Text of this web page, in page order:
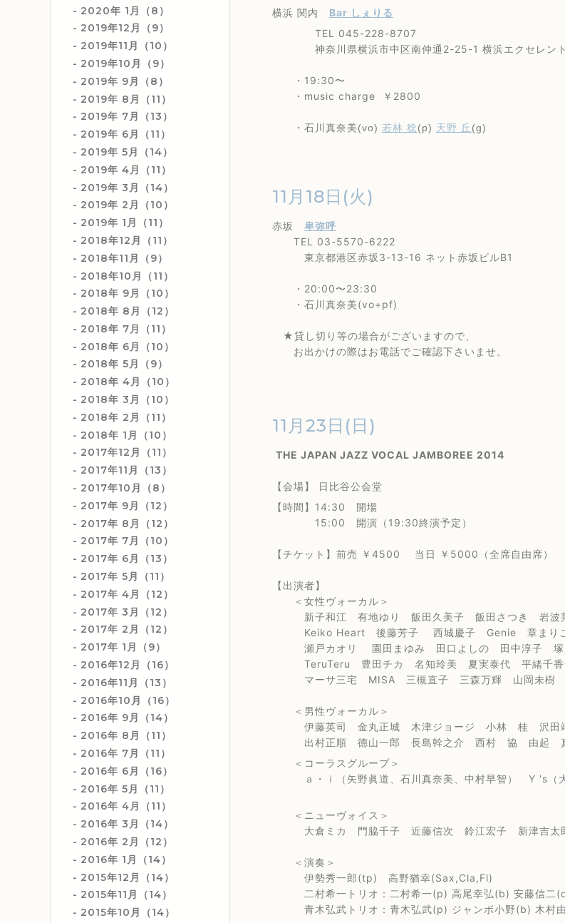
2020年 1月（8）
2019年12月（9）
2019年11月（10）
2019年10月（9）
2019年 9月（8）
2019年 8月（11）
2019年 7月（13）
2019年 6月（11）
2019年 5月（14）
2019年 4月（11）
2019年 3月（14）
2019年 2月（10）
2019年 1月（11）
2018年12月（11）
2018年11月（9）
2018年10月（11）
2018年 9月（10）
2018年 8月（12）
2018年 7月（11）
2018年 6月（10）
2018年 5月（9）
2018年 4月（10）
2018年 3月（10）
2018年 2月（11）
2018年 1月（10）
2017年12月（11）
2017年11月（13）
2017年10月（8）
2017年 9月（12）
2017年 8月（12）
2017年 7月（10）
2017年 6月（13）
2017年 5月（11）
2017年 4月（12）
2017年 3月（12）
2017年 2月（12）
2017年 1月（9）
2016年12月（16）
2016年11月（13）
2016年10月（16）
2016年 9月（14）
2016年 8月（11）
2016年 7月（11）
2016年 6月（16）
2016年 5月（11）
2016年 4月（11）
2016年 3月（14）
2016年 2月（12）
2016年 1月（14）
2015年12月（14）
2015年11月（14）
2015年10月（14）
横浜 関内 Bar しぇりる
TEL 045-228-8707
神奈川県横浜市中区南仲通2-25-1 横浜エクセレン
・19:30〜
・music charge ￥2800
・ 石川真奈美(vo) 若林 稔(p) 天野 丘 (g)
11月18日(火)
赤坂 卑弥呼
TEL 03-5570-6222
東京都港区赤坂3-13-16 ネット赤坂ビルB1
・20:00〜23:30
・石川真奈美(vo+pf)
★貸し切り等の場合がございますので、
お出かけの際はお電話でご確認下さいませ。
11月23日(日)
THE JAPAN JAZZ VOCAL JAMBOREE 2014
【会場】 日比谷公会堂
【時間】14:30 開場
15:00 開演（19:30終演予定）
【チケット】前売 ￥4500 当日 ￥5000（全席自由席）
【出演者】
＜女性ヴォーカル＞
新子和江 有地ゆり 飯田久美子 飯田さつき 岩波
Keiko Heart 後藤芳子 西城慶子 Genie 章まり
瀬戸カオリ 園田まゆみ 田口よしの 田中淳子 塚
TeruTeru 豊田チカ 名知玲美 夏実泰代 平緒千
マーサ三宅 MISA 三槻直子 三森万輝 山岡未樹
＜男性ヴォーカル＞
伊藤英司 金丸正城 木津ジョージ 小林 桂 沢田
出村正順 德山一郎 長島幹之介 西村 協 由起
＜コーラスグループ＞
ａ・ｉ（矢野眞道、石川真奈美、中村早智） Y 's（大
＜ニューヴォイス＞
大倉ミカ 門脇千子 近藤信次 鈴江宏子 新津吉太
＜演奏＞
伊勢秀一郎(tp) 高野猶幸(Sax,Cla,Fl)
二村希一トリオ：二村希一(p) 高尾幸弘(b) 安藤信二
青木弘武トリオ：青木弘武(p) ジャンボ小野(b) 木村